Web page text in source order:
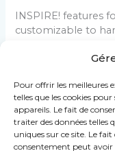
Pour offrir les meilleures
telles que les cookies
appareils. Le fait de
traiter des données telles
uniques sur ce site. Le
consentement peut avoir
INSPIRE! features
customizable to
←Article précédent